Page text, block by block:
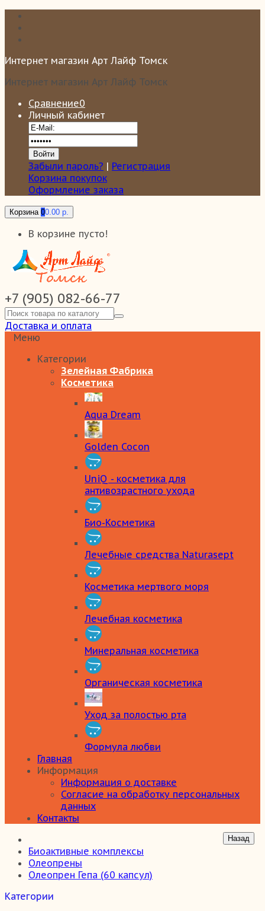
Интернет магазин Арт Лайф Томск
Интернет магазин Арт Лайф Томск
Сравнение0
Личный кабинет
Забыли пароль? | Регистрация
Корзина покупок
Оформление заказа
Корзина 00.00 р.
В корзине пусто!
+7 (905) 082-66-77
Доставка и оплата
Меню
Категории
Зелейная Фабрика
Косметика
Aqua Dream
Golden Cocon
UniQ - косметика для
антивозрастного ухода
Био-Косметика
Лечебные средства Naturasept
Косметика мертвого моря
Лечебная косметика
Минеральная косметика
Органическая косметика
Уход за полостью рта
Формула любви
Главная
Информация
Информация о доставке
Согласие на обработку персональных
данных
Контакты
Биоактивные комплексы
Олеопрены
Олеопрен Гепа (60 капсул)
Категории